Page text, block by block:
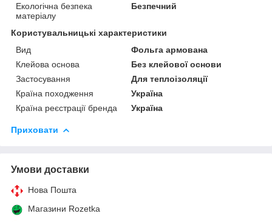
Екологічна безпека
матеріалу
Безпечний
Користувальницькі характеристики
Вид
Фольга армована
Клейова основа
Без клейової основи
Застосування
Для теплоізоляції
Країна походження
Україна
Країна реєстрації бренда
Україна
Приховати
Умови доставки
Нова Пошта
Магазини Rozetka